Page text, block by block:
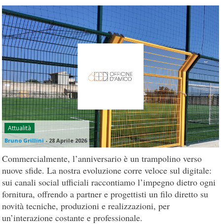
Attualità
Bruno Grillini - 28 Aprile 2026
Commercialmente, l’anniversario è un trampolino verso
nuove sfide. La nostra evoluzione corre veloce sul digitale:
sui canali social ufficiali raccontiamo l’impegno dietro ogni
fornitura, offrendo a partner e progettisti un filo diretto su
novità tecniche, produzioni e realizzazioni, per
un’interazione costante e professionale.